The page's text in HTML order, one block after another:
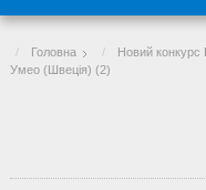
Головна
Новий конкурс
Умео (Швеція) (2)